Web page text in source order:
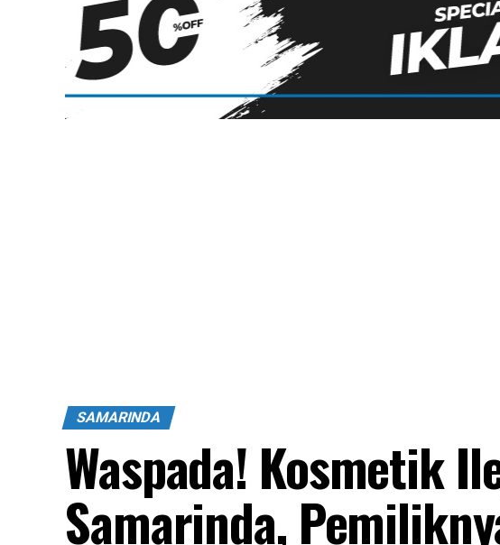
SAMARINDA
Waspada! Kosmetik
Samarinda,